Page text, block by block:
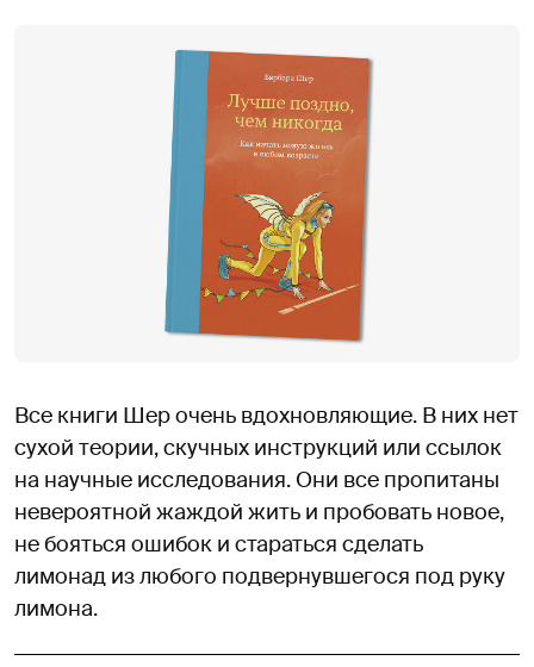
Все книги Шер очень вдохновляющие. В них нет
сухой теории, скучных инструкций или ссылок
на научные исследования. Они все пропитаны
невероятной жаждой жить и пробовать новое,
не бояться ошибок и стараться сделать
лимонад из любого подвернувшегося под руку
лимона.